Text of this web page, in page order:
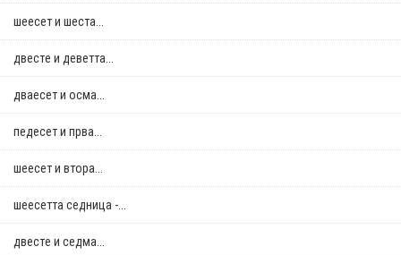
шеесет и шеста...
двестe и деветта...
дваесет и осма...
педесет и прва...
шеесет и втора...
шеесетта седница -...
двестe и седма...